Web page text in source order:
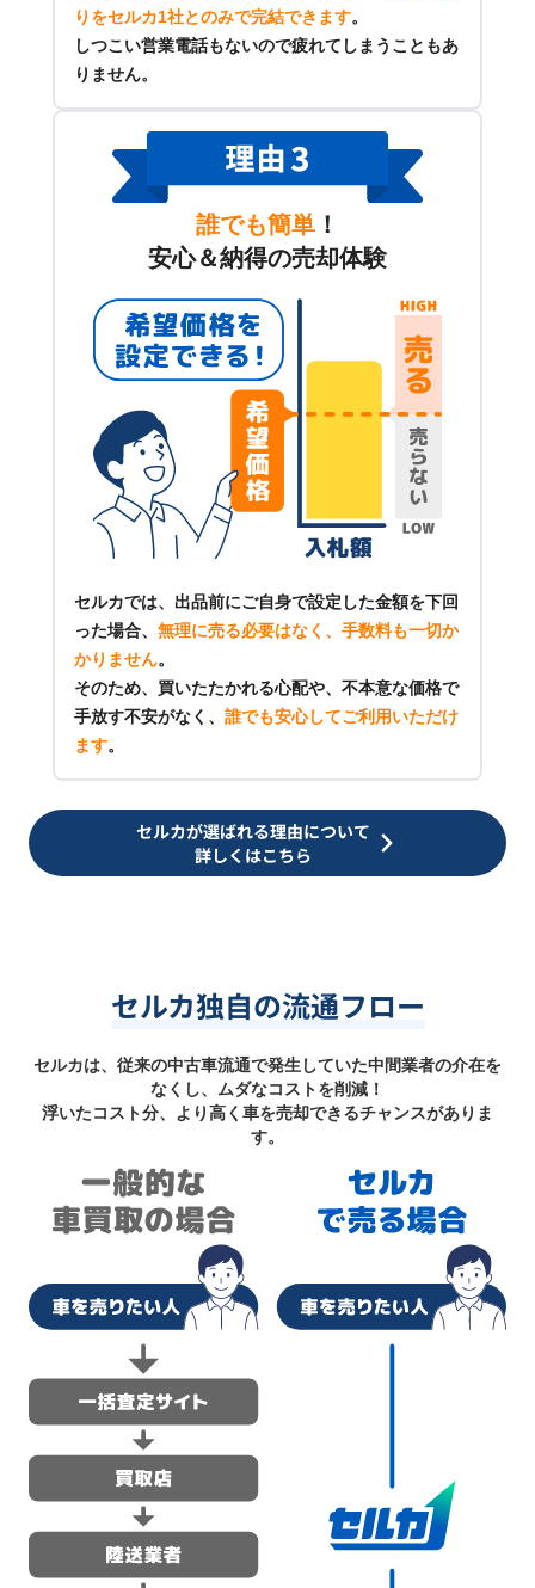
りをセルカ1社とのみで完結できます。
しつこい営業電話もないので疲れてしまうこともあ
りません。
誰でも簡単 ！
安心＆納得の売却体験
セルカでは、出品前にご自身で設定した金額を下回
った場合、 無理に売る必要はなく、手数料も一切か
かりません。
そのため、買いたたかれる心配や、不本意な価格で
手放す不安がなく、 誰でも安心してご利用いただけ
ます。
セルカが選ばれる理由について
詳しくはこちら
セルカ独自の流通フロー
セルカは、従来の中古車流通で発生していた中間業者の介在を
なくし、ムダなコストを削減！
浮いたコスト分、より高く車を売却できるチャンスがありま
す。